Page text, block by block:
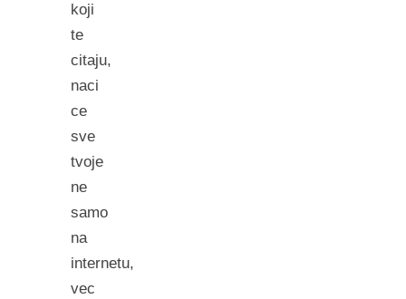
koji
te
citaju,
naci
ce
sve
tvoje
ne
samo
na
internetu,
vec